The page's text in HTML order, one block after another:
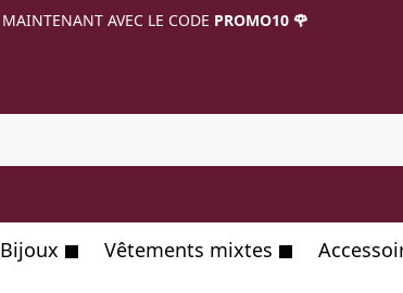
MAINTENANT AVEC LE CODE PROMO10 🌹
Bijoux Vêtements mixtes